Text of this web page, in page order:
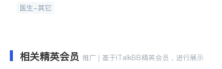
医生-其它
相关精英会员 推广 | 基于iTalkBB精英会员，进行展示